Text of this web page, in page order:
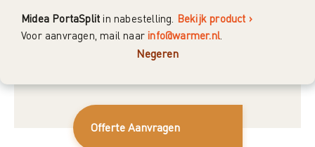
Midea PortaSplit in nabestelling. Bekijk product ›
Voor aanvragen, mail naarinfo@warmer.nl
Negeren
infrarood verwarmingsoplossing voor uw
Offerte Aanvragen